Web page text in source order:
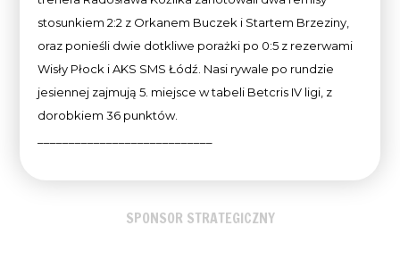
stosunkiem 2:2 z Orkanem Buczek i Startem Brzeziny,
oraz ponieśli dwie dotkliwe porażki po 0:5 z rezerwami
Wisły Płock i AKS SMS Łódź. Nasi rywale po rundzie
jesiennej zajmują 5. miejsce w tabeli Betcris IV ligi, z
dorobkiem 36 punktów.
SPONSOR STRATEGICZNY